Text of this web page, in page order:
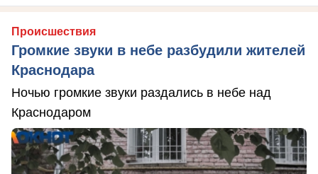
Происшествия
Громкие звуки в небе разбудили жителей
Краснодара
Ночью громкие звуки раздались в небе над
Краснодаром